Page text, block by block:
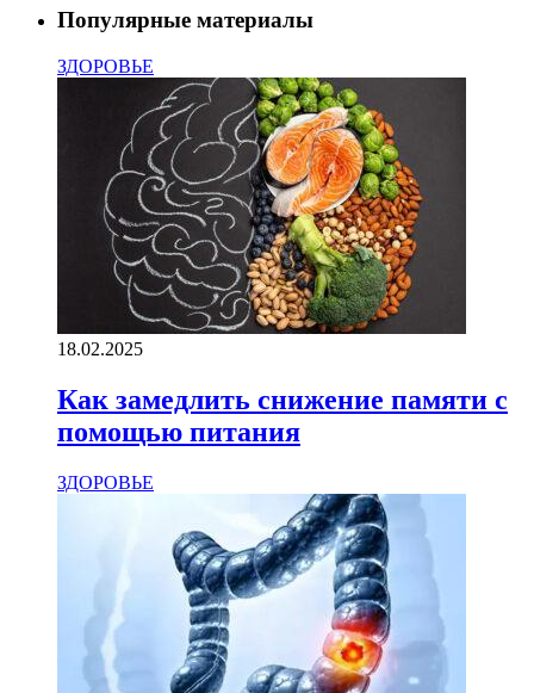
Популярные материалы
ЗДОРОВЬЕ
18.02.2025
Как замедлить снижение памяти с
помощью питания
ЗДОРОВЬЕ